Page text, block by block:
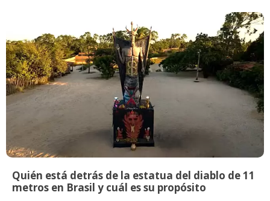
Quién está detrás de la estatua del diablo de 11
metros en Brasil y cuál es su propósito